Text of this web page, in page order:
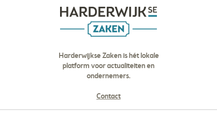
Harderwijkse Zaken is hét lokale
platform voor actualiteiten en
ondernemers.
Contact